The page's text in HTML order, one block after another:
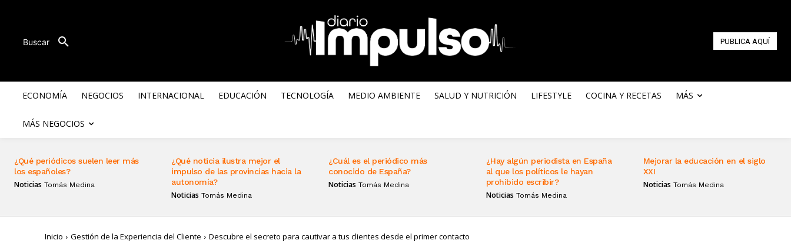
Buscar PUBLICA AQUÍ
ECONOMÍA NEGOCIOS INTERNACIONAL EDUCACIÓN TECNOLOGÍA MEDIO AMBIENTE SALUD Y NUTRICIÓN LIFESTYLE COCINA Y RECETAS MÁS
MÁS NEGOCIOS
¿Qué periódicos suelen leer más
los españoles?
Noticias Tomás Medina
¿Qué noticia ilustra mejor el
impulso de las provincias hacia la
autonomía?
Noticias Tomás Medina
¿Cuál es el periódico más
conocido de España?
Noticias Tomás Medina
¿Hay algún periodista en España
al que los políticos le hayan
prohibido escribir?
Noticias Tomás Medina
Mejorar la educación en el siglo
XXI
Noticias Tomás Medina
Inicio Gestión de la Experiencia del Cliente Descubre el secreto para cautivar a tus clientes desde el primer contacto